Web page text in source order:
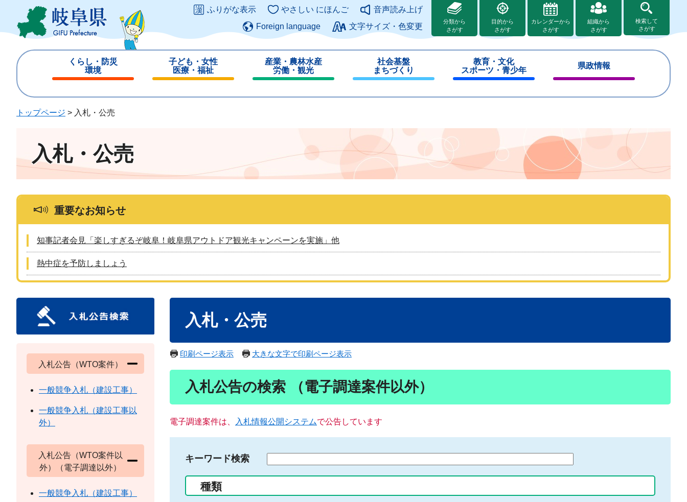
ジ
ュ
このページの本文へ
ふりがな表示 やさしい にほんご
音声読み上げ
Foreign language
文字サイズ・色変更
分類から
さがす
目的から
さがす
カレンダーから
さがす
組織から
さがす
検索して
さがす
くらし・防災
環境
じ
子ども・女性
医療・福祉
じ
産業・農林水産
労働・観光
じ
社会基盤
まちづくり
じ
教育・文化
スポーツ・青少年
じ
県政情報
じ
トップページ > 入札・公売
入札・公売
重要なお知らせ
知事記者会見「楽しすぎるぞ岐阜！岐阜県アウトドア観光キャンペーンを実施」他
熱中症を予防しましょう
入札・公売
印刷ページ表示 大きな文字で印刷ページ表示
入札公告の検索 （電子調達案件以外）
電子調達案件は、 入札情報公開システムで公告しています
キーワード検索
る
種類
入札公告（WTO案件）
一般競争入札（建設工事）
一般競争入札（建設工事以
外）
入札公告（WTO案件以
外）（電子調達以外）
一般競争入札（建設工事）